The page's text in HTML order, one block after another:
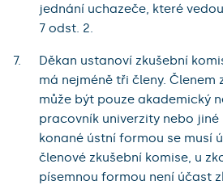
jednání uchazeče, které
7 odst. 2.
Děkan ustanoví zkušební
má nejméně tři členy. Členem
může být pouze akademický
pracovník univerzity nebo jiné
konané ústní formou se musí
členové zkušební komise, u
písemnou formou není účast